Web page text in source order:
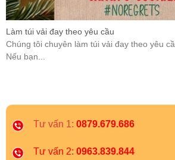
Làm túi vải đay theo yêu cầu
Chúng tôi chuyên làm túi vải đay theo yêu
Nếu bạn...
Tư vấn 1: 0879.679.686
Tư vấn 2: 0963.839.844